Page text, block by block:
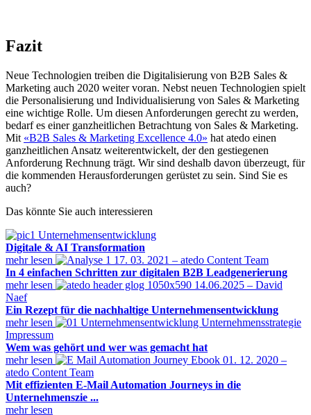
Fazit
Neue Technologien treiben die Digitalisierung von B2B Sales &
Marketing auch 2020 weiter voran. Nebst neuen Technologien spielt
die Personalisierung und Individualisierung von Sales & Marketing
eine wichtige Rolle. Um diesen Anforderungen gerecht zu werden,
bedarf es einer ganzheitlichen Betrachtung von Sales & Marketing.
Mit «B2B Sales & Marketing Excellence 4.0» hat atedo einen
ganzheitlichen Ansatz weiterentwickelt, der den gestiegenen
Anforderung Rechnung trägt. Wir sind deshalb davon überzeugt, für
die kommenden Herausforderungen gerüstet zu sein. Sind Sie es
auch?
Das könnte Sie auch interessieren
Unternehmensentwicklung
Digitale & AI Transformation
mehr lesen
17. 03. 2021 – atedo Content Team
In 4 einfachen Schritten zur digitalen B2B Leadgenerierung
mehr lesen
14.06.2025 – David
Naef
Ein Rezept für die nachhaltige Unternehmensentwicklung
mehr lesen
Impressum
Wem was gehört und wer was gemacht hat
mehr lesen
01. 12. 2020 –
atedo Content Team
Mit effizienten E-Mail Automation Journeys in die
Unternehmenszie ...
mehr lesen